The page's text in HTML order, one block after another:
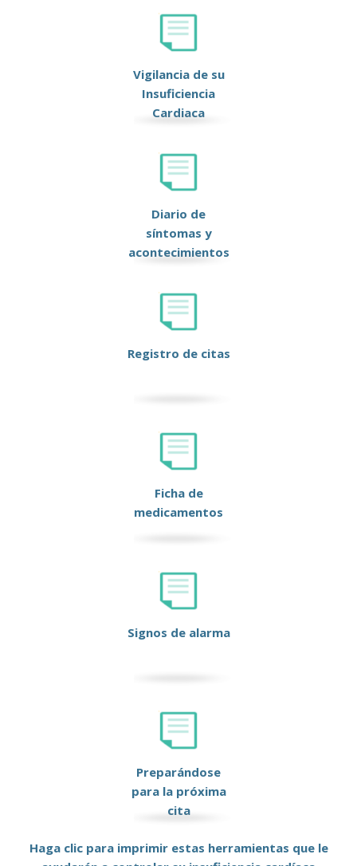
Vigilancia de su
Insuficiencia
Cardiaca
Diario de
síntomas y
acontecimientos
Registro de citas
Ficha de
medicamentos
Signos de alarma
Preparándose
para la próxima
cita
Haga clic para imprimir estas herramientas que le